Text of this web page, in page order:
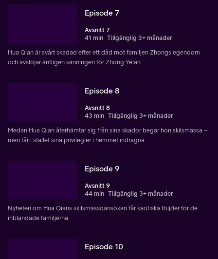
Episode 7
Avsnitt 7
41 min Tillgänglig 3+ månader
Hua Qian är svårt skadad efter ett dåd mot familjen Zhongs egendom
och avslöjar äntligen sanningen för Zhong Yelan.
Episode 8
Avsnitt 8
43 min Tillgänglig 3+ månader
Medan Hua Qian återhämtar sig från sina skador begär hon skilsmässa –
men får i stället sina privilegier i hemmet indragna.
Episode 9
Avsnitt 9
44 min Tillgänglig 3+ månader
Nyheten om Hua Qians skilsmässoansökan får kaotiska följder för de
inblandade familjerna.
Episode 10